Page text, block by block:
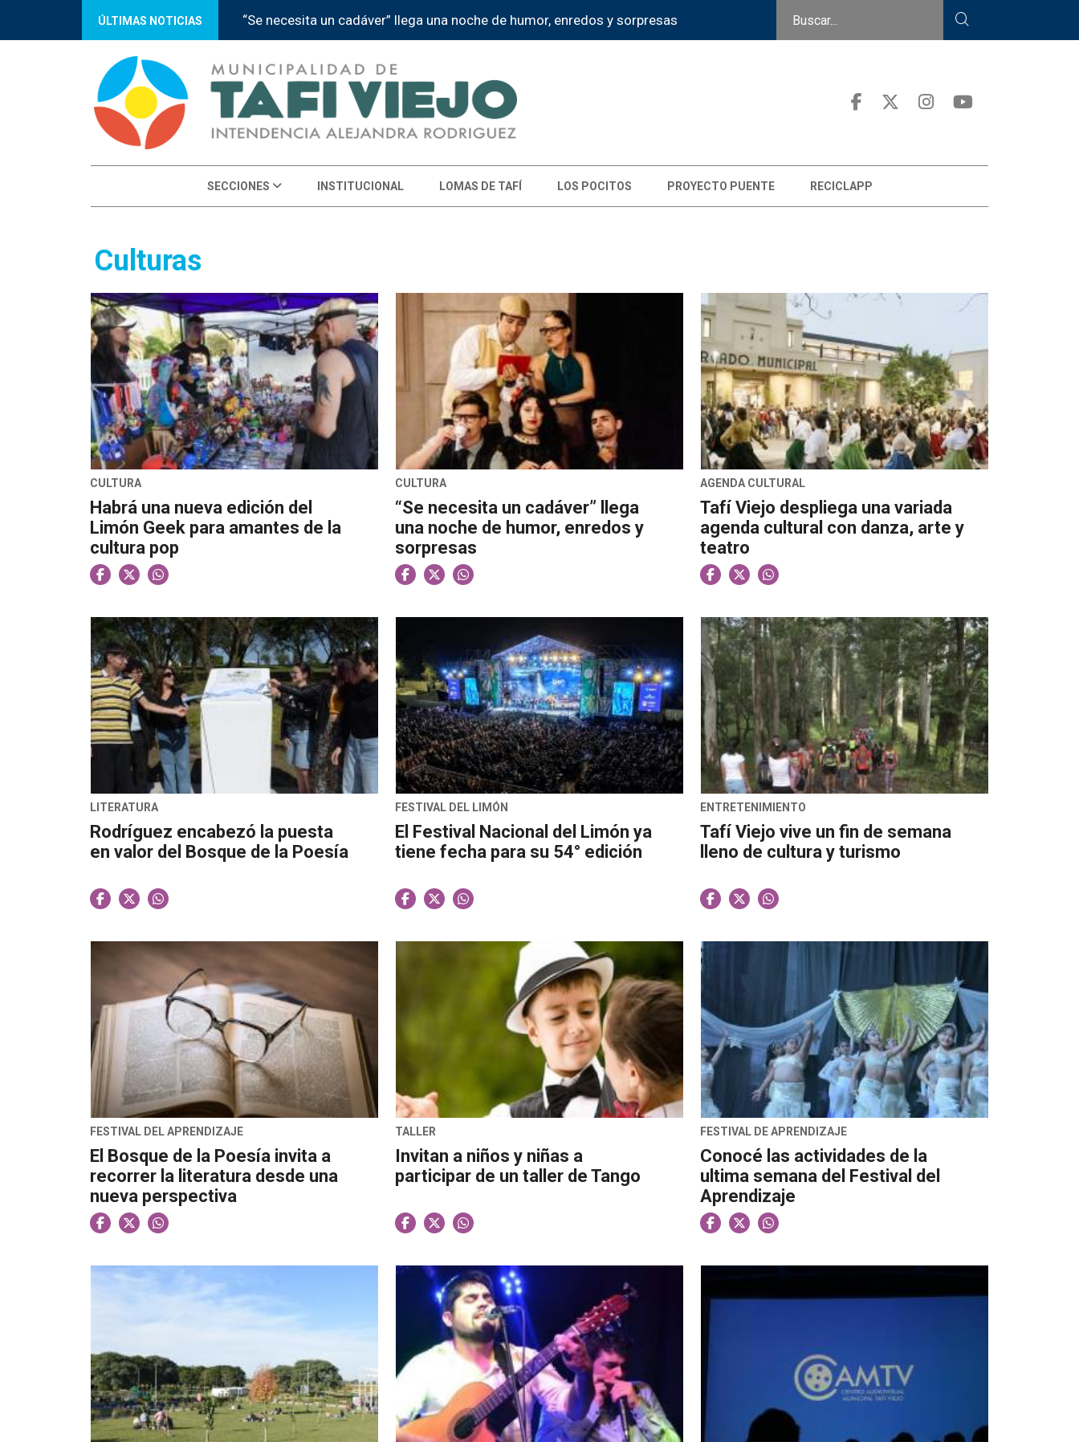
ÚLTIMAS NOTICIAS
de humor, enredos y sorpresas Abren las inscripciones para el curso gratuito de automaquillaje
SECCIONES INSTITUCIONAL LOMAS DE TAFÍ LOS POCITOS PROYECTO PUENTE RECICLAPP
Culturas
CULTURA
Habrá una nueva edición del
Limón Geek para amantes de la
cultura pop
CULTURA
“Se necesita un cadáver” llega
una noche de humor, enredos y
sorpresas
AGENDA CULTURAL
Tafí Viejo despliega una variada
agenda cultural con danza, arte y
teatro
LITERATURA
Rodríguez encabezó la puesta
en valor del Bosque de la Poesía
FESTIVAL DEL LIMÓN
El Festival Nacional del Limón ya
tiene fecha para su 54° edición
ENTRETENIMIENTO
Tafí Viejo vive un fin de semana
lleno de cultura y turismo
FESTIVAL DEL APRENDIZAJE
El Bosque de la Poesía invita a
recorrer la literatura desde una
nueva perspectiva
TALLER
Invitan a niños y niñas a
participar de un taller de Tango
FESTIVAL DE APRENDIZAJE
Conocé las actividades de la
ultima semana del Festival del
Aprendizaje